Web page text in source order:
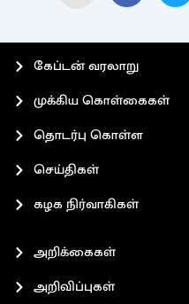
கேப்டன் வரலாறு
முக்கிய கொள்கைகள்
தொடர்பு கொள்ள
செய்திகள்
கழக நிர்வாகிகள்
அறிக்கைகள்
அறிவிப்புகள்